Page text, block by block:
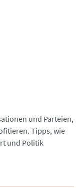
und Parteien,
Tipps, wie
und Politik